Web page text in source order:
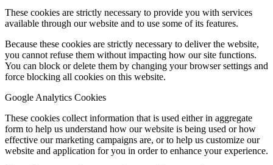
These cookies are strictly necessary to provide you with services
available through our website and to use some of its features.
Because these cookies are strictly necessary to deliver the website,
you cannot refuse them without impacting how our site functions.
You can block or delete them by changing your browser settings and
force blocking all cookies on this website.
Google Analytics Cookies
These cookies collect information that is used either in aggregate
form to help us understand how our website is being used or how
effective our marketing campaigns are, or to help us customize our
website and application for you in order to enhance your experience.